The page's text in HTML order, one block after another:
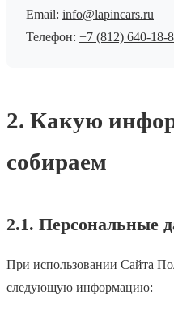
Email: info@lapincars.ru
Телефон: +7 (812) 640-18-
2. Какую
собираем
2.1. Персональные
При использовании Сайта
следующую информацию: